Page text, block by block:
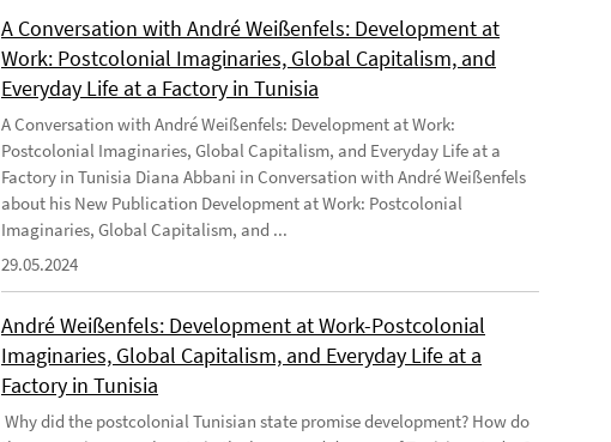
A Conversation with André Weißenfels: Development at
Work: Postcolonial Imaginaries, Global Capitalism, and
Everyday Life at a Factory in Tunisia
A Conversation with André Weißenfels: Development at Work:
Postcolonial Imaginaries, Global Capitalism, and Everyday Life at a
Factory in Tunisia Diana Abbani in Conversation with André Weißenfels
about his New Publication Development at Work: Postcolonial
Imaginaries, Global Capitalism, and ...
29.05.2024
André Weißenfels: Development at Work-Postcolonial
Imaginaries, Global Capitalism, and Everyday Life at a
Factory in Tunisia
Why did the postcolonial Tunisian state promise development? How do